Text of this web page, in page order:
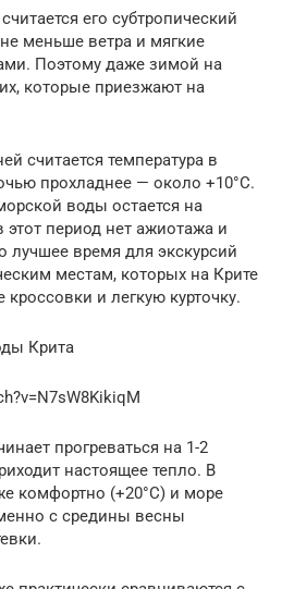
его субтропический
меньше ветра и мягкие
Поэтому даже зимой на
которые приезжают на
считается температура в
прохладнее — около +10°C.
воды остается на
период нет ажиотажа и
лучшее время для экскурсий
местам, которых на Крите
и легкую курточку.
Крита
прогреваться на 1-2
настоящее тепло. В
комфортно (+20°C) и море
с средины весны